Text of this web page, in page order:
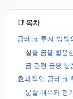
📑 목차
금테크 투자 방법
실물 금을 활용
금 관련 금융 상
효과적인 금테크
분할 매수와 장